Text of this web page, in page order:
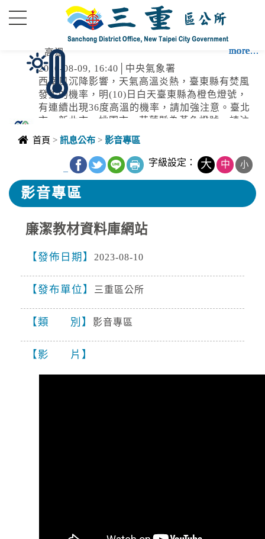
高溫
2026-08-09, 16:40│中央氣象署
西南風沉降影響，天氣高溫炎熱，臺東縣有焚風
發生的機率，明(10)日白天臺東縣為橙色燈號，
有連續出現36度高溫的機率，請加強注意。臺北
市、新北市、桃園市、花蓮縣為黃色燈號，請注
意。
more...
水利署訊石門水庫:(洩洪至大漢溪):調節性放水,
影響範圍:新北市，三峽區、淡水區、樹林區、蘆
洲區、五股區、鶯歌區、土城區、新莊區、八里
區、三重區、板橋區；臺北市，士林區、大同
more...
2026-08-09, 14:36│台灣自來水公司
目前持續補水當中，後續恢復各區域供水
more...
颱風
2026-08-09, 14:30│中央氣象署
17SEA13DOLPHIN白海豚2026-08-
度颱風TYPHOON2026-08-
10T06:00:00+00:0029.40,118.10182599060中度
颱風 白海豚（國際...
more...
more...
more...
more...
more...
more...
more...
more...
more...
more...
more...
首頁 > 訊息公布 > 影音專區
字級設定： 大 中 小
影音專區
廉潔教材資料庫網站
發佈日期 2023-08-10
發布單位 三重區公所
類 別 影音專區
影 片